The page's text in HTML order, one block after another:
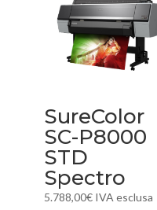
SureColor
SC-P8000
STD
Spectro
5.788,00€ IVA esclusa